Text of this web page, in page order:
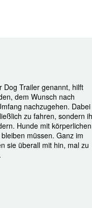
Dog Trailer genannt, hilft
dem Wunsch nach
nachzugehen. Dabei
zu fahren, sondern
Hunde mit körperlichen
müssen. Ganz im
sie überall mit hin, mal zu